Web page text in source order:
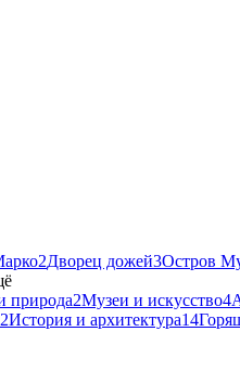
2Дворец дожей3Остров
природа2Музеи и искусство4
2История и архитектура14